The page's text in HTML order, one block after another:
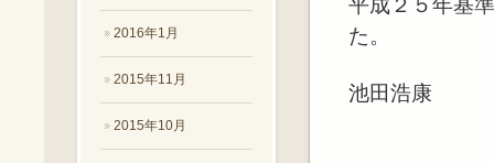
2016年1月
2015年11月
2015年10月
た。
池田浩康